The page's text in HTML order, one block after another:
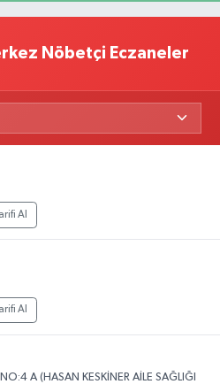
Nöbetçi Eczaneler
Al
Al
A (HASAN KESKİNER AİLE SAĞLIĞI